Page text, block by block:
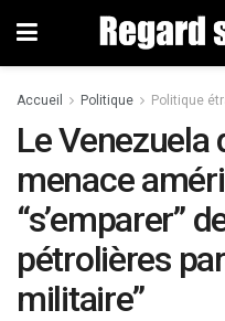
Accueil Politique Politique
Le Venezuela
menace
“s’emparer”
pétrolières
militaire”